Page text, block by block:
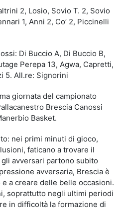
2, Losio, Sovio T. 2, Sovio
1, Anni 2, Co’ 2, Piccinelli
Di Buccio A, Di Buccio B,
Perepa 13, Agwa, Capretti,
5. All.re: Signorini
giornata del campionato
Brescia Canossi
Basket.
nei primi minuti di gioco,
faticano a trovare il
avversari partono subito
avversaria, Brescia è
a creare delle belle occasioni.
soprattutto negli ultimi periodi
in difficoltà la formazione di